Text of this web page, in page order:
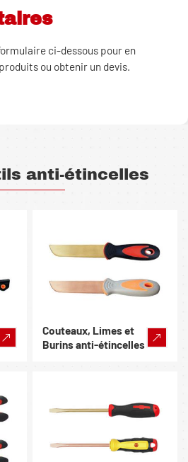
ci-dessous pour en
ou obtenir un devis.
anti-étincelles
Couteaux, Limes et
Burins anti-étincelles